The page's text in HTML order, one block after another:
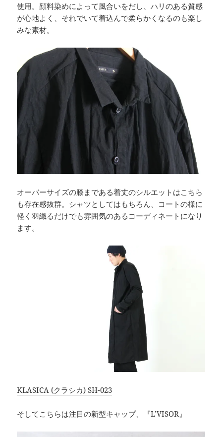
使用。顔料染めによって風合いをだし、ハリのある質感
が心地よく、それでいて着込んで柔らかくなるのも楽し
みな素材。
オーバーサイズの膝まである着丈のシルエットはこちら
も存在感抜群。シャツとしてはもちろん、コートの様に
軽く羽織るだけでも雰囲気のあるコーディネートになり
ます。
KLASICA (クラシカ) SH-023
そしてこちらは注目の新型キャップ、『L’VISOR』